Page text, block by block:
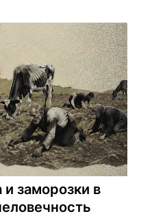
заморозки в